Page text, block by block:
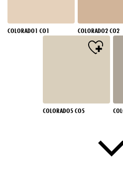
COLORADO1 CO1 COLORADO2 CO2
COLORADO5 CO5